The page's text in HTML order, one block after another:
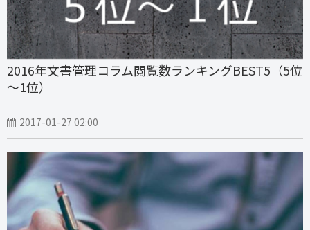
2016年文書管理コラム閲覧数ランキングBEST5（5位
～1位）
2017-01-27 02:00